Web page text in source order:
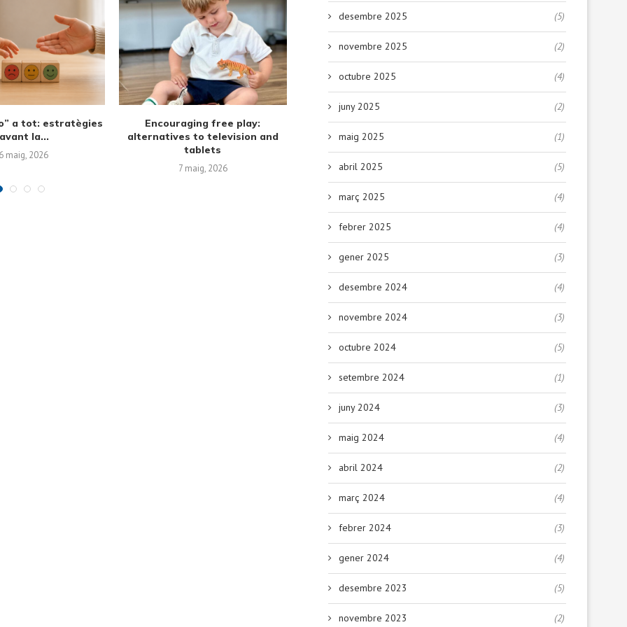
sound to first
març, 2026
Screen-Free Alternatives and
Family Time Management:
Creating Routines...
19 febrer, 2026
Deixa que la papallona voli
17 febrer, 2026
Cuando la hora de comer
reto:...
29 gener, 2026
desembre 2025 (5)
novembre 2025 (2)
octubre 2025 (4)
juny 2025 (2)
maig 2025 (1)
abril 2025 (5)
març 2025 (4)
febrer 2025 (4)
gener 2025 (3)
desembre 2024 (4)
novembre 2024 (3)
octubre 2024 (5)
setembre 2024 (1)
juny 2024 (3)
maig 2024 (4)
abril 2024 (2)
març 2024 (4)
febrer 2024 (3)
gener 2024 (4)
desembre 2023 (5)
novembre 2023 (2)